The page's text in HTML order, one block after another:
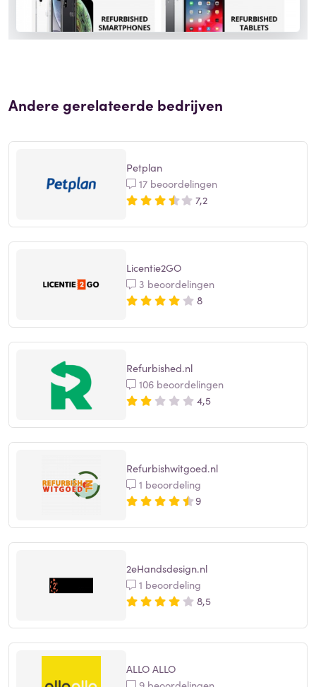
Andere gerelateerde bedrijven
Petplan
17 beoordelingen
7,2
Licentie2GO
3 beoordelingen
8
Refurbished.nl
106 beoordelingen
4,5
Refurbishwitgoed.nl
1 beoordeling
9
2eHandsdesign.nl
1 beoordeling
8,5
ALLO ALLO